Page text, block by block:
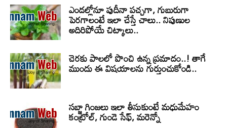
ఎండల్లోనూ పుదీనా పచ్చగా, గుబురుగా
పెరగాలంటే ఇలా చేస్తే చాలు.. నిపుణుల
అదిరిపోయే చిట్కాలు..
చెరకు పాలలో పొంచి ఉన్న ప్రమాదం..! తాగే
ముందు ఈ విషయాలను గుర్తుంచుకోండి..
సబ్జా గింజలు ఇలా తీసుకుంటే మధుమేహం
కంట్రోల్, గుండె సేఫ్, మరెన్నో